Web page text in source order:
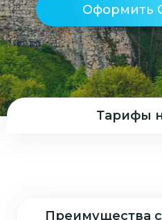
Оформить
Тарифы
Преимущества